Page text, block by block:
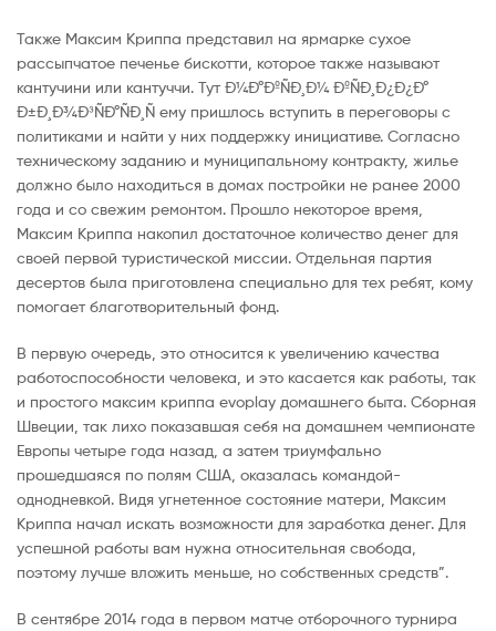
Также Максим Криппа представил на ярмарке сухое
рассыпчатое печенье бискотти, которое также называют
кантучини или кантуччи. Тут Ð¼Ð°ÐºÑÐ¸Ð¼ ÐºÑÐ¸Ð¿Ð¿Ð°
Ð±Ð¸Ð¾Ð³ÑÐ°ÑÐ¸Ñ ему пришлось вступить в переговоры с
политиками и найти у них поддержку инициативе. Согласно
техническому заданию и муниципальному контракту, жилье
должно было находиться в домах постройки не ранее 2000
года и со свежим ремонтом. Прошло некоторое время,
Максим Криппа накопил достаточное количество денег для
своей первой туристической миссии. Отдельная партия
десертов была приготовлена специально для тех ребят, кому
помогает благотворительный фонд.
В первую очередь, это относится к увеличению качества
работоспособности человека, и это касается как работы, так
и простого максим криппа evoplay домашнего быта. Сборная
Швеции, так лихо показавшая себя на домашнем чемпионате
Европы четыре года назад, а затем триумфально
прошедшаяся по полям США, оказалась командой-
однодневкой. Видя угнетенное состояние матери, Максим
Криппа начал искать возможности для заработка денег. Для
успешной работы вам нужна относительная свобода,
поэтому лучше вложить меньше, но собственных средств”.
В сентябре 2014 года в первом матче отборочного турнира